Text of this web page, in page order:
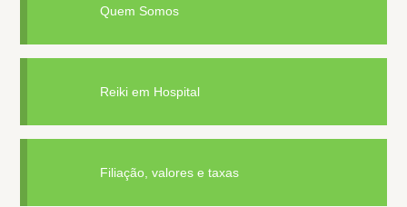
Quem Somos
Reiki em Hospital
Filiação, valores e taxas